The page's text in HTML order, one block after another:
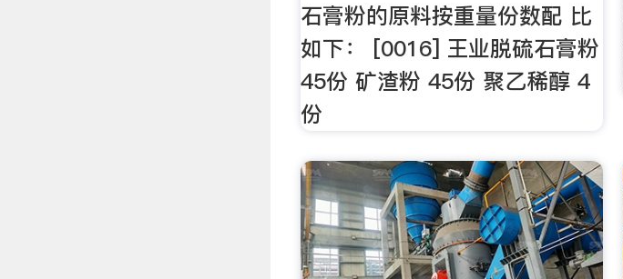
石膏粉的原料按重量份数配 比
如下： [0016] 王业脱硫石膏粉
45份 矿渣粉 45份 聚乙稀醇 4
份